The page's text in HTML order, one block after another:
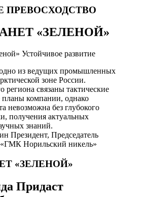
ПРЕВОСХОДСТВО
«ЗЕЛЕНОЙ»
Устойчивое развитие
из ведущих промышленных
зоне России.
региона связаны тактические
планы компании, однако
невозможна без глубокого
получения актуальных
знаний.
Президент, Председатель
Норильский никель»
«ЗЕЛЕНОЙ»
Придаст